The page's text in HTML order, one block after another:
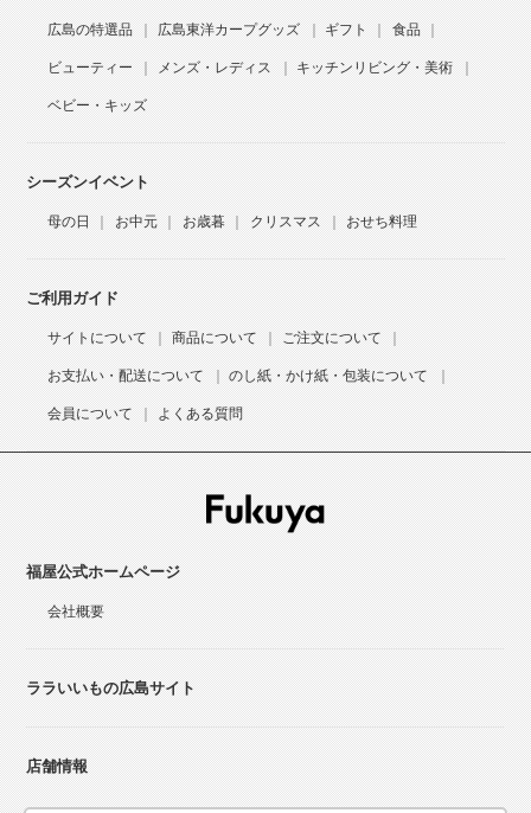
広島の特選品 広島東洋カープグッズ ギフト 食品
ビューティー メンズ・レディス キッチンリビング・美術
ベビー・キッズ
シーズンイベント
母の日 お中元 お歳暮 クリスマス おせち料理
ご利用ガイド
サイトについて 商品について ご注文について
お支払い・配送について のし紙・かけ紙・包装について
会員について よくある質問
福屋公式ホームページ
会社概要
ララいいもの広島サイト
店舗情報